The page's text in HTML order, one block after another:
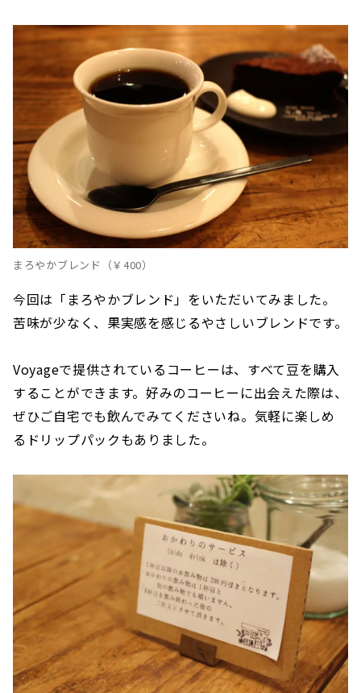
まろやかブレンド（￥400）
今回は「まろやかブレンド」をいただいてみました。
苦味が少なく、果実感を感じるやさしいブレンドです。
Voyageで提供されているコーヒーは、すべて豆を購入
することができます。好みのコーヒーに出会えた際は、
ぜひご自宅でも飲んでみてくださいね。気軽に楽しめ
るドリップパックもありました。